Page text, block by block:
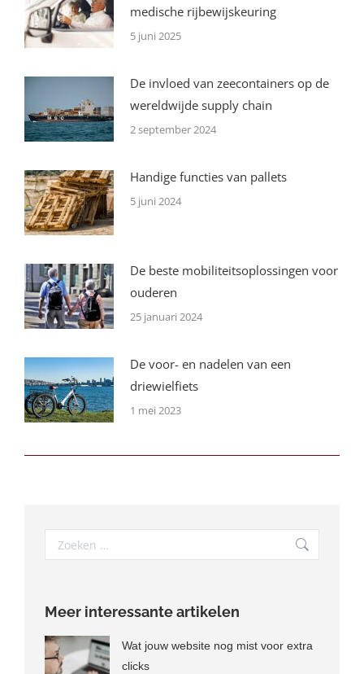
medische rijbewijskeuring
5 juni 2025
De invloed van zeecontainers op de
wereldwijde supply chain
2 september 2024
Handige functies van pallets
5 juni 2024
De beste mobiliteitsoplossingen voor
ouderen
25 januari 2024
De voor- en nadelen van een
driewielfiets
1 mei 2023
Search:
Meer interessante artikelen
Wat jouw website nog mist voor extra
clicks